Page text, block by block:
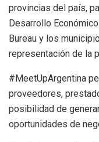
provincias del país,
Desarrollo
Bureau y los
representación de la
#MeetUpArgentina
proveedores,
posibilidad de
oportunidades de